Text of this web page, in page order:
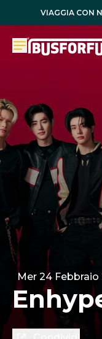
VIAGGIA CON
Mer 24 Febbraio